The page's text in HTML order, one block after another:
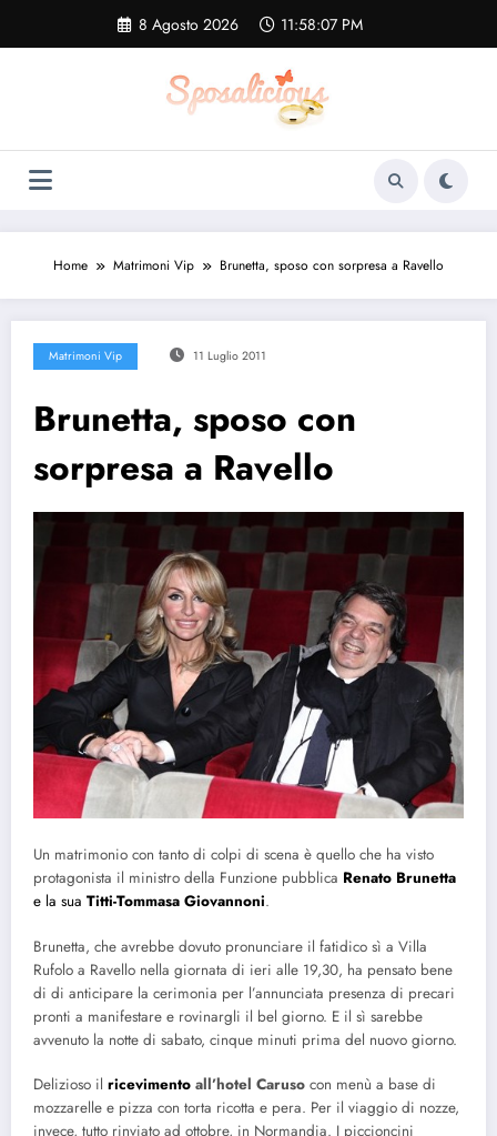
contenuto
8 Agosto 2026 11:58:07 PM
Home Matrimoni Vip Brunetta, sposo con sorpresa a Ravello
Matrimoni Vip 11 Luglio 2011
Brunetta, sposo con
sorpresa a Ravello
Un matrimonio con tanto di colpi di scena è quello che ha visto
protagonista il ministro della Funzione pubblica Renato Brunetta
e la sua Titti-Tommasa Giovannoni.
Brunetta, che avrebbe dovuto pronunciare il fatidico sì a Villa
Rufolo a Ravello nella giornata di ieri alle 19,30, ha pensato bene
di di anticipare la cerimonia per l’annunciata presenza di precari
pronti a manifestare e rovinargli il bel giorno. E il sì sarebbe
avvenuto la notte di sabato, cinque minuti prima del nuovo giorno.
Delizioso il ricevimento all’hotel Caruso con menù a base di
mozzarelle e pizza con torta ricotta e pera. Per il viaggio di nozze,
invece, tutto rinviato ad ottobre, in Normandia. I piccioncini